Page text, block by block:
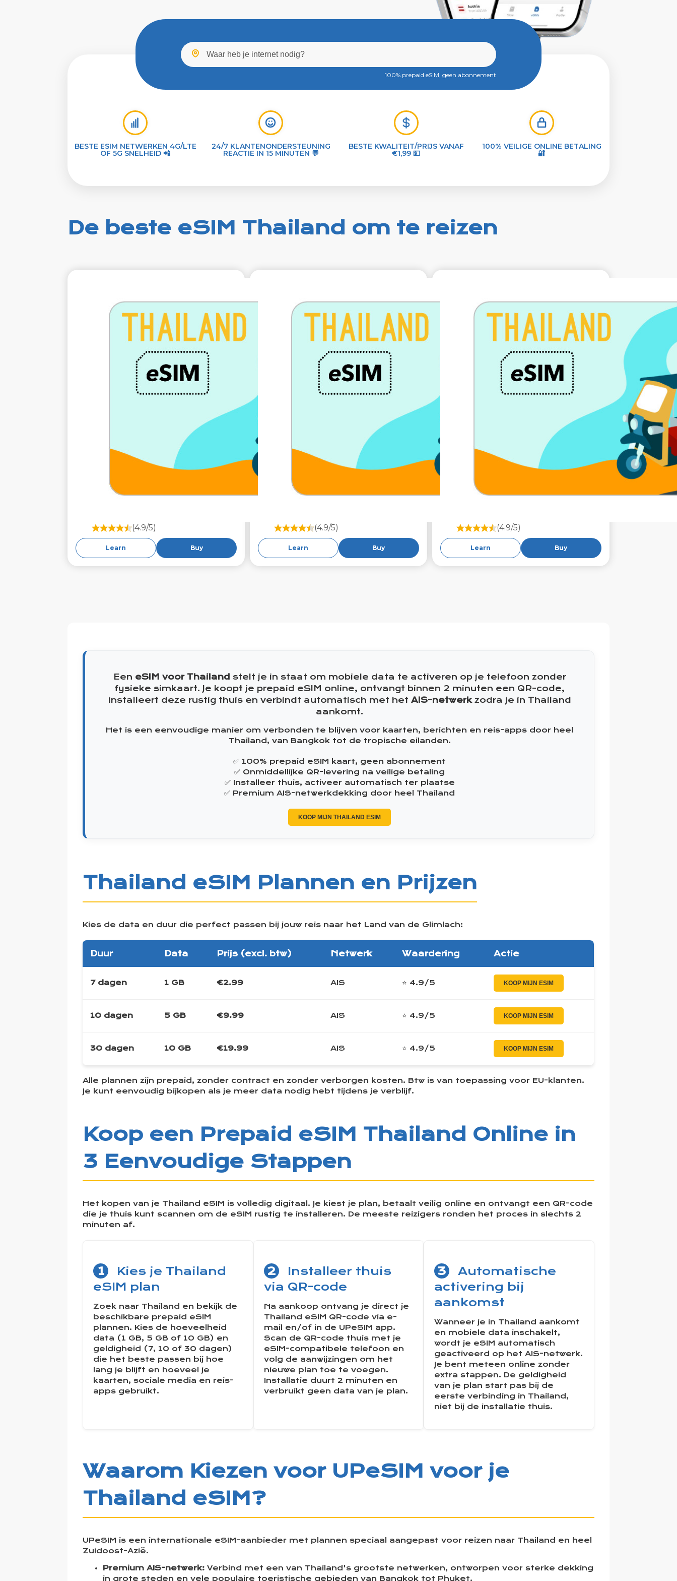
100% prepaid eSIM, geen abonnement
BESTE ESIM NETWERKEN 4G/LTE
OF 5G SNELHEID 📲
24/7 KLANTENONDERSTEUNING
REACTIE IN 15 MINUTEN 💬
BESTE KWALITEIT/PRIJS VANAF
€1,99 💵
100% VEILIGE ONLINE BETALING
🔐
De beste eSIM Thailand om te reizen
Roaming on
(4.9/5)
Learn Buy
Roaming on
(4.9/5)
Learn Buy
Roaming on
(4.9/5)
Learn Buy
Een eSIM voor Thailand stelt je in staat om mobiele data te activeren op je telefoon zonder
fysieke simkaart. Je koopt je prepaid eSIM online, ontvangt binnen 2 minuten een QR-code,
installeert deze rustig thuis en verbindt automatisch met het AIS-netwerkzodra je in Thailand
aankomt.
Het is een eenvoudige manier om verbonden te blijven voor kaarten, berichten en reis-apps door heel
Thailand, van Bangkok tot de tropische eilanden.
✅ 100% prepaid eSIM kaart, geen abonnement
✅ Onmiddellijke QR-levering na veilige betaling
✅ Installeer thuis, activeer automatisch ter plaatse
✅ Premium AIS-netwerkdekking door heel Thailand
KOOP MIJN THAILAND ESIM
Thailand eSIM Plannen en Prijzen
Kies de data en duur die perfect passen bij jouw reis naar het Land van de Glimlach:
Duur Data Prijs (excl. btw) Netwerk Waardering Actie
7 dagen 1 GB €2.99 AIS ⭐ 4.9/5 KOOP MIJN ESIM
10 dagen 5 GB €9.99 AIS ⭐ 4.9/5 KOOP MIJN ESIM
30 dagen 10 GB €19.99 AIS ⭐ 4.9/5 KOOP MIJN ESIM
Alle plannen zijn prepaid, zonder contract en zonder verborgen kosten. Btw is van toepassing voor EU-klanten.
Je kunt eenvoudig bijkopen als je meer data nodig hebt tijdens je verblijf.
Koop een Prepaid eSIM Thailand Online in
3 Eenvoudige Stappen
Het kopen van je Thailand eSIM is volledig digitaal. Je kiest je plan, betaalt veilig online en ontvangt een QR-code
die je thuis kunt scannen om de eSIM rustig te installeren. De meeste reizigers ronden het proces in slechts 2
minuten af.
1
Kies je Thailand
eSIM plan
Zoek naar Thailand en bekijk de
beschikbare prepaid eSIM
plannen. Kies de hoeveelheid
data (1 GB, 5 GB of 10 GB) en
geldigheid (7, 10 of 30 dagen)
die het beste passen bij hoe
lang je blijft en hoeveel je
kaarten, sociale media en reis-
apps gebruikt.
2
Installeer thuis
via QR-code
Na aankoop ontvang je direct je
Thailand eSIM QR-code via e-
mail en/of in de UPeSIM app.
Scan de QR-code thuis met je
eSIM-compatibele telefoon en
volg de aanwijzingen om het
nieuwe plan toe te voegen.
Installatie duurt 2 minuten en
verbruikt geen data van je plan.
3
Automatische
activering bij
aankomst
Wanneer je in Thailand aankomt
en mobiele data inschakelt,
wordt je eSIM automatisch
geactiveerd op het AIS-netwerk.
Je bent meteen online zonder
extra stappen. De geldigheid
van je plan start pas bij de
eerste verbinding in Thailand,
niet bij de installatie thuis.
Waarom Kiezen voor UPeSIM voor je
Thailand eSIM?
UPeSIM is een internationale eSIM-aanbieder met plannen speciaal aangepast voor reizen naar Thailand en heel
Zuidoost-Azië.
Premium AIS-netwerk: Verbind met een van Thailand's grootste netwerken, ontworpen voor sterke dekking
in grote steden en vele populaire toeristische gebieden van Bangkok tot Phuket.